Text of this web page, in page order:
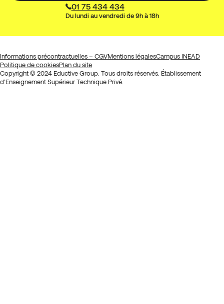
01 75 434 434
Du lundi au vendredi de 9h à 18h
Informations précontractuelles – CGVMentions légalesCampus INEAD
Politique de cookiesPlan du site
Copyright © 2024 Eductive Group. Tous droits réservés. Établissement
d’Enseignement Supérieur Technique Privé.